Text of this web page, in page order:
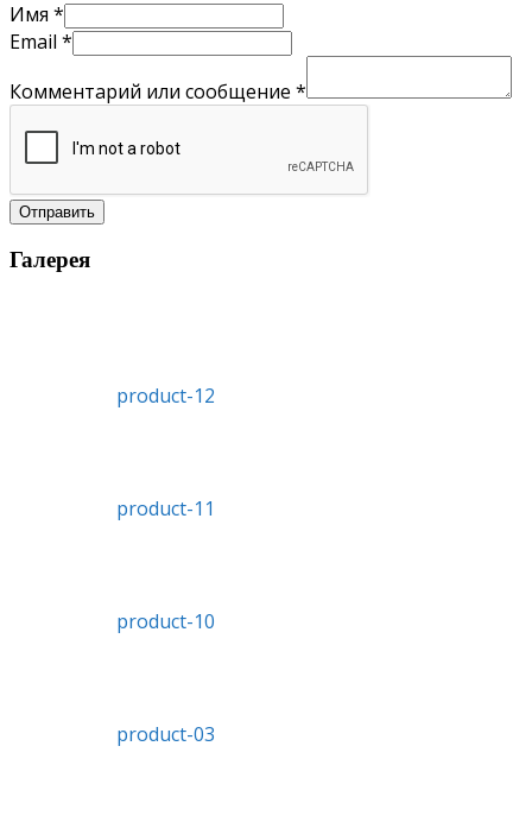
Имя *
Email *
Комментарий или сообщение *
Отправить
Галерея
product-12
product-11
product-10
product-03